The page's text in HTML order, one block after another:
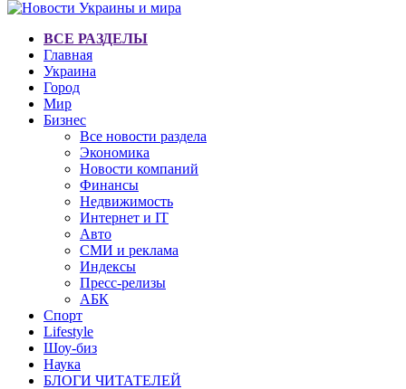
ВСЕ РАЗДЕЛЫ
Главная
Украина
Город
Мир
Бизнес
Все новости раздела
Экономика
Новости компаний
Финансы
Недвижимость
Интернет и IT
Авто
СМИ и реклама
Индексы
Пресс-релизы
АБК
Спорт
Lifestyle
Шоу-биз
Наука
БЛОГИ ЧИТАТЕЛЕЙ